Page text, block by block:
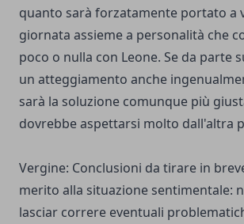
quanto sarà forzatamente portato a
giornata assieme a personalità che
poco o nulla con Leone. Se da parte
un atteggiamento anche
sarà la soluzione comunque più
dovrebbe aspettarsi molto dall'altra
Vergine: Conclusioni da tirare in
merito alla situazione sentimentale:
lasciar correre eventuali